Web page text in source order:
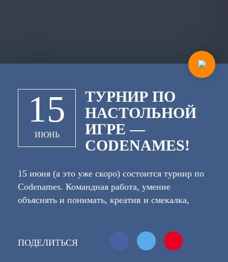
15
ИЮНЬ
ТУРНИР ПО
НАСТОЛЬНОЙ
ИГРЕ —
CODENAMES!
15 июня (а это уже скоро) состоится турнир по
Codenames. Командная работа, умение
объяснять и понимать, креатив и смекалка,
участие, вам нужно заявить команду из 3
человек! Обязательная регистрация команды:
ПОДЕЛИТЬСЯ